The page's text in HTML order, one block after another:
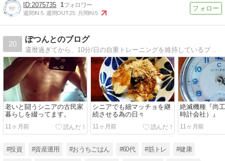
2075735 1
週間IN:5 週間OUT:25 月間IN:5
20
ぽつんとのブログ
還暦過ぎてから、10分/日の自重トレーニングを維持しているブログです。又、アンティーク腕時計の似合うシニアを目指してます。
老いと闘うシニアの古民家
暮らしを綴ってます。
11ヶ月前
シニアでも細マッチョを継
続させる為の日々
11ヶ月前
絶滅機種『尚
時計会社）』
11ヶ月前
#投資 #資産運用 #おうちごはん #60代 #筋トレ #健康